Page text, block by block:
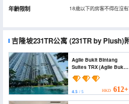
年齡限制 18歲以下的房客不得在沒
吉隆坡231TR公寓(231TR by Plush)
Agile Bukit Bintang
Suites TRX (Agile Bukit
Bintang Suites TRX)
4.5 / 5 HKD 612+